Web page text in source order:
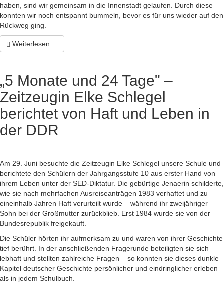
haben, sind wir gemeinsam in die Innenstadt gelaufen. Durch diese
konnten wir noch entspannt bummeln, bevor es für uns wieder auf den
Rückweg ging.
Weiterlesen ...
„5 Monate und 24 Tage" –
Zeitzeugin Elke Schlegel
berichtet von Haft und Leben in
der DDR
Am 29. Juni besuchte die Zeitzeugin Elke Schlegel unsere Schule und
berichtete den Schülern der Jahrgangsstufe 10 aus erster Hand von
ihrem Leben unter der SED-Diktatur. Die gebürtige Jenaerin schilderte,
wie sie nach mehrfachen Ausreiseanträgen 1983 verhaftet und zu
eineinhalb Jahren Haft verurteilt wurde – während ihr zweijähriger
Sohn bei der Großmutter zurückblieb. Erst 1984 wurde sie von der
Bundesrepublik freigekauft.
Die Schüler hörten ihr aufmerksam zu und waren von ihrer Geschichte
tief berührt. In der anschließenden Fragerunde beteiligten sie sich
lebhaft und stellten zahlreiche Fragen – so konnten sie dieses dunkle
Kapitel deutscher Geschichte persönlicher und eindringlicher erleben
als in jedem Schulbuch.